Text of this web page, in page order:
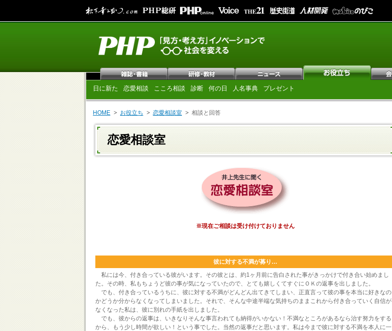
日に新た 恋愛相談 こころ相談 診断 何の日 人名事典 プレゼント
HOME お役立ち 恋愛相談室 相談と回答
恋愛相談室
※現在ご相談は受け付けておりません
彼に対する不満が募り…
私には今、付き合っている彼がいます。その彼とは、約1ヶ月前に告白された事がきっかけで付き合い始めまし
た。その時、私もちょうど彼の事が気になっていたので、とても嬉しくてすぐにＯＫの返事を出しました。
でも、付き合っているうちに、彼に対する不満がどんどん出てきてしまい、正直言って彼の事を本当に好きなの
かどうか分からなくなってしまいました。それで、そんな中途半端な気持ちのままこれから付き合っていく自信が
なくなった私は、彼に別れの手紙を出しました。
でも、彼からの返事は、いきなりそんな事言われても納得がいかない！不満なところがあるなら治す努力をする
から、もう少し時間が欲しい！という事でした。当然の返事だと思います。私は今まで彼に対する不満を本人に一